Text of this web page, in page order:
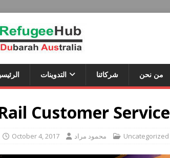
التدوينات شركائنا من نحن
Customer Service
October 4, 2017 محمود مراد Uncategorized